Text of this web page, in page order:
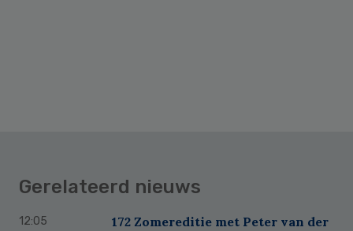
Gerelateerd nieuws
12:05
172 Zomereditie met Peter van der